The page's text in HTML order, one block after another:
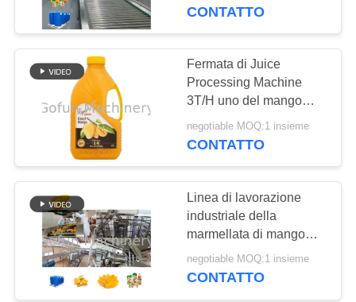
NOTIZIE
CASI
RICHIEDA
CITAZIONE
MAPPA
DEL
SITO
CONTATTO
Fermata di Juice
Processing Machine
3T/H uno del mango
SUS304
negotiable MOQ:1 insieme
CONTATTO
Linea di lavorazione
industriale della
marmellata di mango
500T/D 220V / 380V
negotiable MOQ:1 insieme
CONTATTO